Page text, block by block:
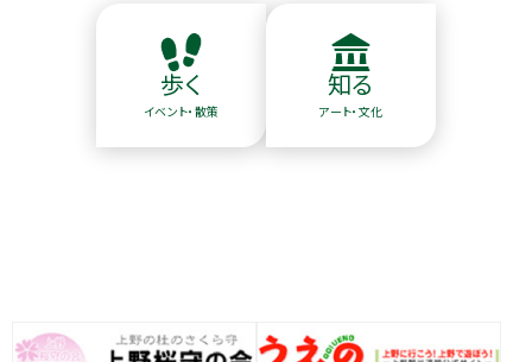
歩く
イベント・散策
知る
アート・文化